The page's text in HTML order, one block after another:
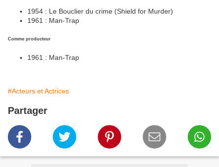
1954 : Le Bouclier du crime (Shield for Murder)
1961 : Man-Trap
Comme producteur
1961 : Man-Trap
#Acteurs et Actrices
Partager